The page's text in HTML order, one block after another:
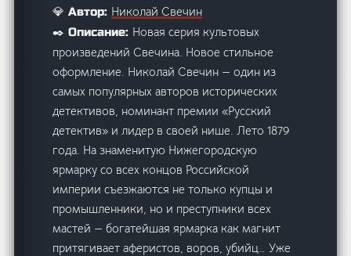
💎 Автор: Николай Свечин
✒️ Описание: Новая серия культовых
произведений Свечина. Новое стильное
оформление. Николай Свечин — один из
самых популярных авторов исторических
детективов, номинант премии «Русский
детектив» и лидер в своей нише. Лето 1879
года. На знаменитую Нижегородскую
ярмарку со всех концов Российской
империи съезжаются не только купцы и
промышленники, но и преступники всех
мастей — богатейшая ярмарка как магнит
притягивает аферистов, воров, убийц… Уже